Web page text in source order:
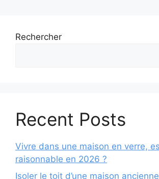
Rechercher
Recent Posts
Vivre dans une maison en verre,
raisonnable en 2026 ?
Isoler le toit d’une maison